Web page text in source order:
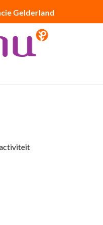
Gelderland